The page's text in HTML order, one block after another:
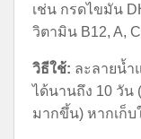
เช่น กรดไขมัน
วิตามิน B12, A,
วิธีใช้: ละลายน้ำ
ได้นานถึง 10 วัน
มากขึ้น) หากเก็บ